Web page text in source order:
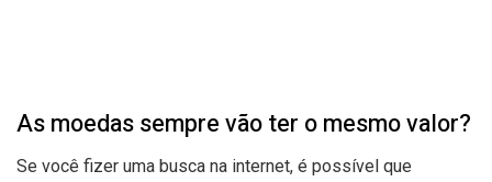
As moedas sempre vão ter o mesmo valor?
Se você fizer uma busca na internet, é possível que